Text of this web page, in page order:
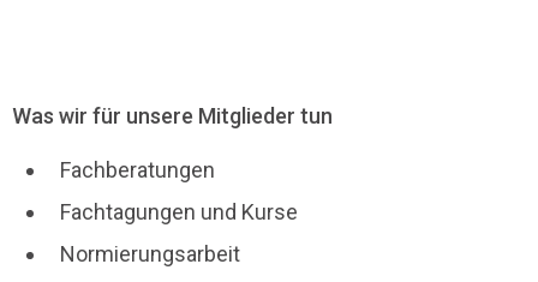
Was wir für unsere Mitglieder tun
Fachberatungen
Fachtagungen und Kurse
Normierungsarbeit